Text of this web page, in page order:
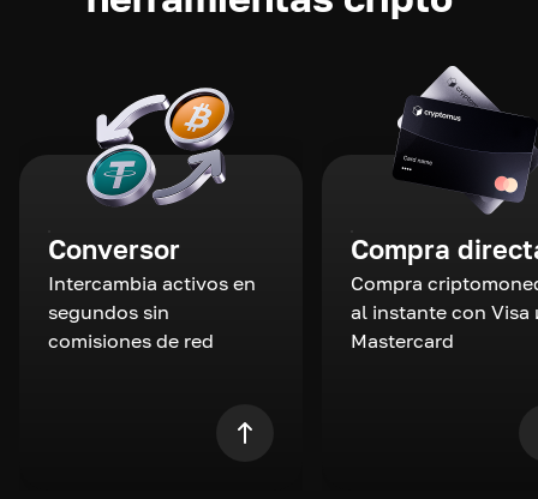
Conversor
Intercambia activos en
segundos sin
comisiones de red
Compra
Compra
al instante con Visa
Mastercard